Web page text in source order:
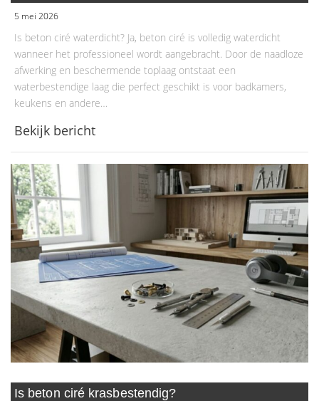
5 mei 2026
Is beton ciré waterdicht? Ja, beton ciré is volledig waterdicht
wanneer het professioneel wordt aangebracht. Door de naadloze
afwerking en beschermende toplaag ontstaat een
waterbestendige laag die perfect geschikt is voor badkamers,
keukens en andere…
Bekijk bericht
Is beton ciré krasbestendig?